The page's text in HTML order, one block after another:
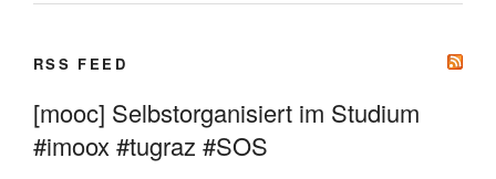
RSS FEED
[mooc] Selbstorganisiert im Studium
#imoox #tugraz #SOS